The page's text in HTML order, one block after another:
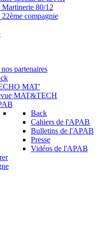
Martinerie 80/12
compagnie
partenaires
MAT'
MAT&TECH
Back
Cahiers de l'APAB
Bulletins de l'APAB
Presse
Vidéos de l'APAB